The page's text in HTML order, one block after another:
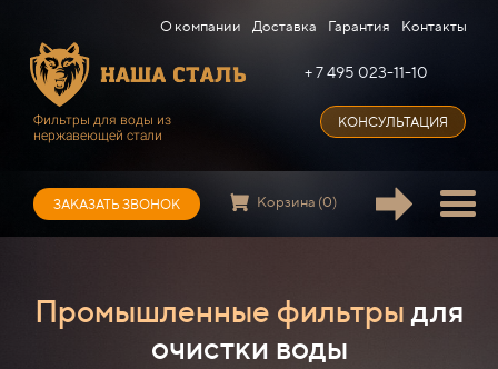
О компании Доставка Гарантия Контакты
Фильтры для воды из
нержавеющей стали
+ 7 495 023-11-10
КОНСУЛЬТАЦИЯ
ЗАКАЗАТЬ ЗВОНОК Корзина (0)
Промышленные фильтрыдля
очистки воды